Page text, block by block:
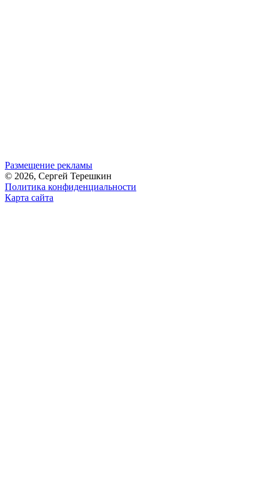
Размещение рекламы
© 2026, Сергей Терешкин
Политика конфиденциальности
Карта сайта